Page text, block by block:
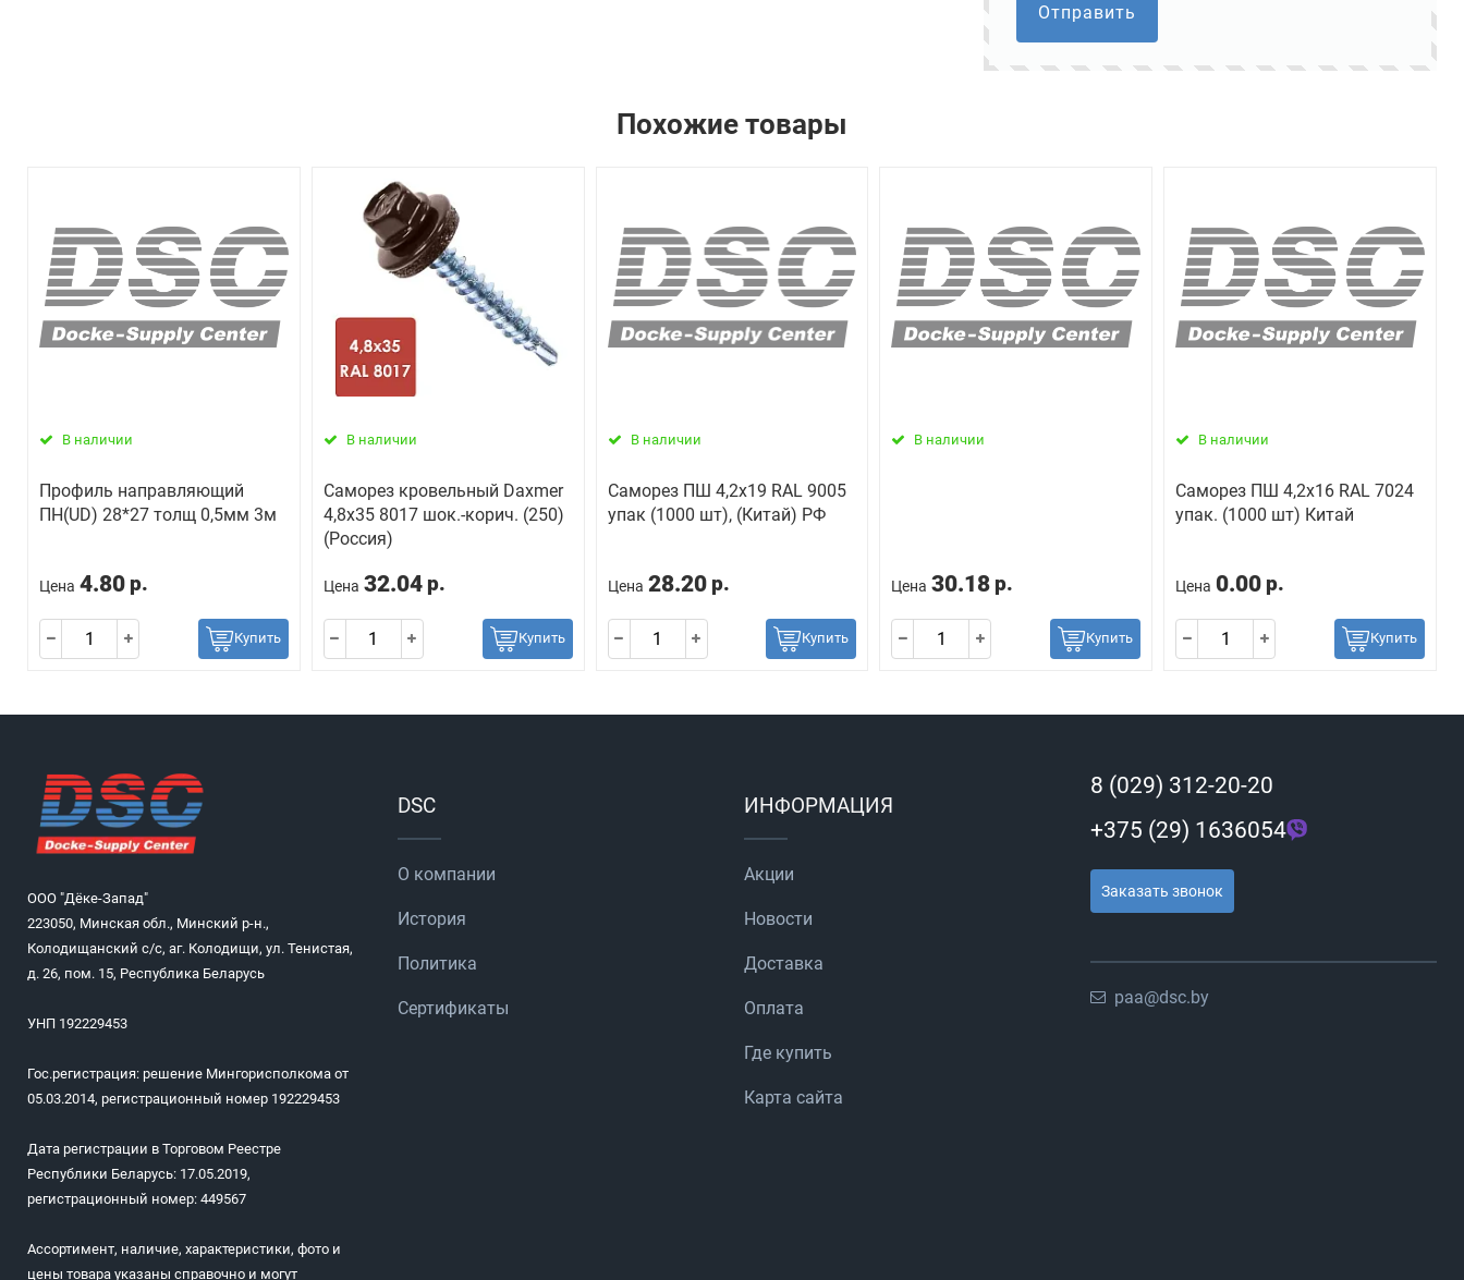
Отправить
Похожие товары
В наличии
Профиль направляющий
ПН(UD) 28*27 толщ 0,5мм 3м
Цена 4.80 р.
Купить
В наличии
Саморез кровельный Daxmer
4,8х35 8017 шок.-корич. (250)
(Россия)
Цена 32.04 р.
Купить
В наличии
Саморез ПШ 4,2х19 RAL 9005
упак (1000 шт), (Китай) РФ
Цена 28.20 р.
Купить
В наличии
Цена 30.18 р.
Купить
В наличии
Саморез ПШ 4,2х16 RAL 7024
упак. (1000 шт) Китай
Цена 0.00 р.
Купить
ООО "Дёке-Запад"
223050, Минская обл., Минский р-н.,
Колодищанский с/с, аг. Колодищи, ул. Тенистая,
д. 26, пом. 15, Республика Беларусь
УНП 192229453
Гос.регистрация: решение Мингорисполкома от
05.03.2014, регистрационный номер 192229453
Дата регистрации в Торговом Реестре
Республики Беларусь: 17.05.2019,
регистрационный номер: 449567
Ассортимент, наличие, характеристики, фото и
цены товара указаны справочно и могут
DSC
О компании
История
Политика
Сертификаты
ИНФОРМАЦИЯ
Акции
Новости
Доставка
Оплата
Где купить
Карта сайта
8 (029) 312-20-20
+375 (29) 1636054
Заказать звонок
paa@dsc.by